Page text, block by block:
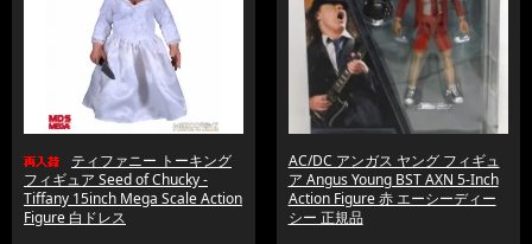
ティファニー トーキング
フィギュア Seed of Chucky -
Tiffany 15inch Mega Scale Action
Figure 白ドレス
AC/DC アンガス ヤング フィギュ
ア Angus Young BST AXN 5-Inch
Action Figure 赤 エーシーディー
シー 正規品